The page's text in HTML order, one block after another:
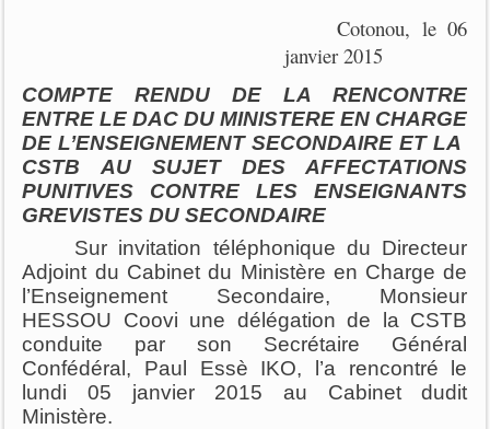
Cotonou, le 06
janvier 2015
COMPTE RENDU DE LA RENCONTRE
ENTRE LE DAC DU MINISTERE EN CHARGE
DE L’ENSEIGNEMENT SECONDAIRE ET LA
CSTB AU SUJET DES AFFECTATIONS
PUNITIVES CONTRE LES ENSEIGNANTS
GREVISTES DU SECONDAIRE
Sur invitation téléphonique du Directeur
Adjoint du Cabinet du Ministère en Charge de
l’Enseignement Secondaire, Monsieur
HESSOU Coovi une délégation de la CSTB
conduite par son Secrétaire Général
Confédéral, Paul Essè IKO, l’a rencontré le
lundi 05 janvier 2015 au Cabinet dudit
Ministère.